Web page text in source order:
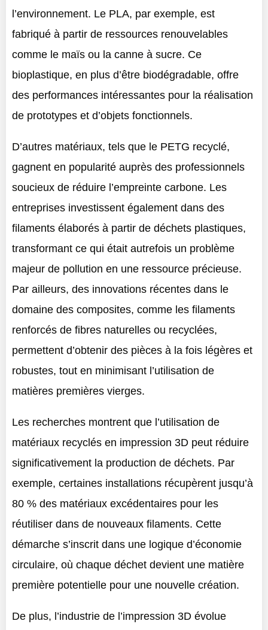
l’environnement. Le PLA, par exemple, est
fabriqué à partir de ressources renouvelables
comme le maïs ou la canne à sucre. Ce
bioplastique, en plus d’être biodégradable, offre
des performances intéressantes pour la réalisation
de prototypes et d’objets fonctionnels.
D’autres matériaux, tels que le PETG recyclé,
gagnent en popularité auprès des professionnels
soucieux de réduire l’empreinte carbone. Les
entreprises investissent également dans des
filaments élaborés à partir de déchets plastiques,
transformant ce qui était autrefois un problème
majeur de pollution en une ressource précieuse.
Par ailleurs, des innovations récentes dans le
domaine des composites, comme les filaments
renforcés de fibres naturelles ou recyclées,
permettent d’obtenir des pièces à la fois légères et
robustes, tout en minimisant l’utilisation de
matières premières vierges.
Les recherches montrent que l’utilisation de
matériaux recyclés en impression 3D peut réduire
significativement la production de déchets. Par
exemple, certaines installations récupèrent jusqu’à
80 % des matériaux excédentaires pour les
réutiliser dans de nouveaux filaments. Cette
démarche s’inscrit dans une logique d’économie
circulaire, où chaque déchet devient une matière
première potentielle pour une nouvelle création.
De plus, l’industrie de l’impression 3D évolue